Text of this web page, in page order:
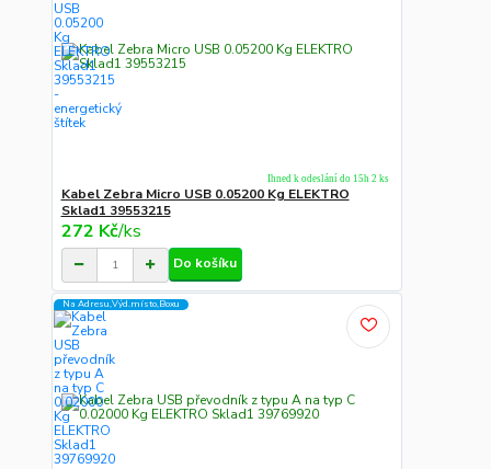
Kabel Zebra Micro USB 0.05200 Kg ELEKTRO
Sklad1 39553215
272 Kč/ks
Ihned k odeslání do 15h 2 ks
Do košíku
Na Adresu,Výd.místo,Boxu